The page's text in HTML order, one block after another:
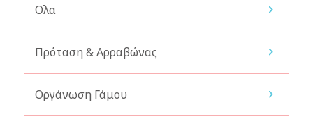
Ολα
Πρόταση & Αρραβώνας
Οργάνωση Γάμου